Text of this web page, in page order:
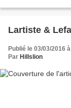
Lartiste &
Publié le 03/03/2016
Par Hillslion